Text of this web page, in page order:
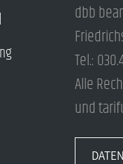
dbb
Tel.:
Alle
und